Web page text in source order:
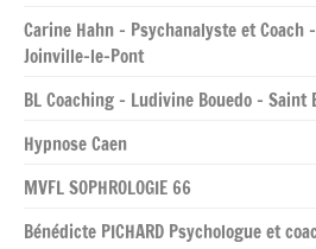
Carine Hahn – Psychanalyste et Coach
Joinville-le-Pont
BL Coaching – Ludivine Bouedo – Saint
Hypnose Caen
MVFL SOPHROLOGIE 66
Bénédicte PICHARD Psychologue et